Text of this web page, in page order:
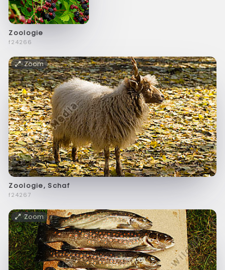
Zoologie
f24266
Zoom
Zoologie, Schaf
f24267
Zoom